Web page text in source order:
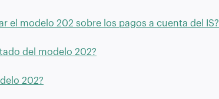
el modelo 202 sobre los pagos a cuenta del IS?
del modelo 202?
202?